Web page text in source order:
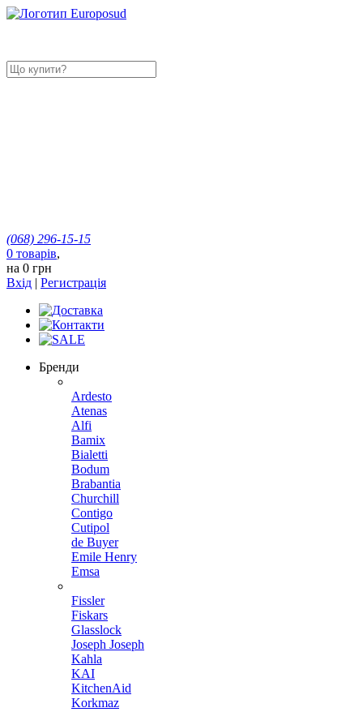
(068) 296-15-15
0 товарів,
на 0 грн
Вхід | Регистрація
Бренди
Ardesto
Atenas
Alfi
Bamix
Bialetti
Bodum
Brabantia
Churchill
Contigo
Cutipol
de Buyer
Emile Henry
Emsa
Fissler
Fiskars
Glasslock
Joseph Joseph
Kahla
KAI
KitchenAid
Korkmaz